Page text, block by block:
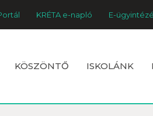
KRÉTA e-napló E-
KÖSZÖNTŐ ISKOLÁNK